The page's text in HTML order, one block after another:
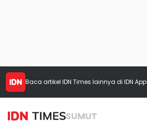
Baca artikel IDN Times lainnya di IDN App
SUMUT